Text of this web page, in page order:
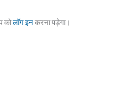
कोलॉग इनकरना पड़ेगा।